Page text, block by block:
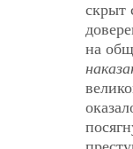
скрыт
на